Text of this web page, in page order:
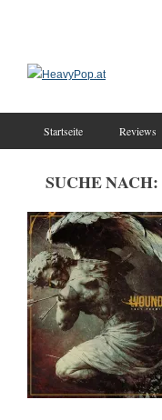
Startseite Reviews
SUCHE NACH: